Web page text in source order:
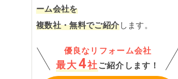
ーム会社を
複数社・無料でご紹介します。
優良なリフォーム会社
最大 4社 ご紹介します！